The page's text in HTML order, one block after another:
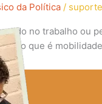
da Política /
no trabalho ou
o que é